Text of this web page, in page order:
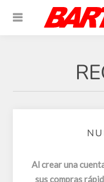
Al crear una
sus compras